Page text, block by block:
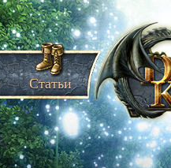
Статьи